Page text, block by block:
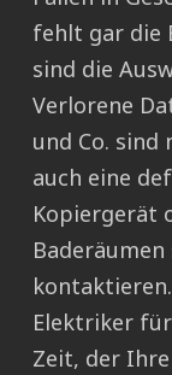
fehlt gar die
sind die
Verlorene
und Co. sind
auch eine
Kopiergerät
Elektriker
Zeit, der